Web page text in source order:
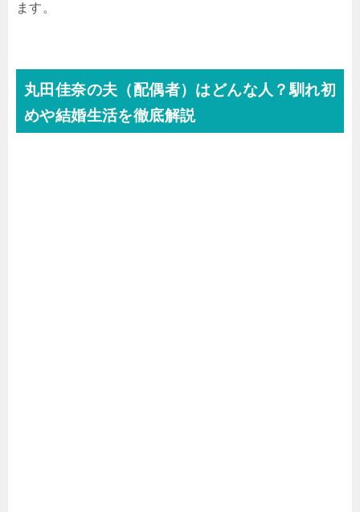
ます。
丸田佳奈の夫（配偶者）はどんな人？馴れ初
めや結婚生活を徹底解説